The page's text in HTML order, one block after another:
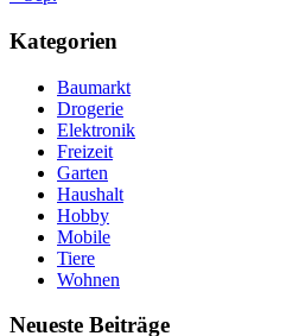
Kategorien
Baumarkt
Drogerie
Elektronik
Freizeit
Garten
Haushalt
Hobby
Mobile
Tiere
Wohnen
Neueste Beiträge